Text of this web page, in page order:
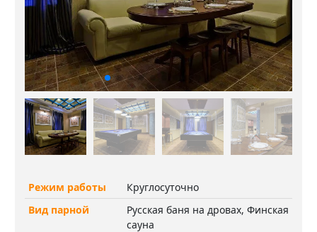
Режим работы
Круглосуточно
Вид парной
Русская баня на дровах, Финская
сауна